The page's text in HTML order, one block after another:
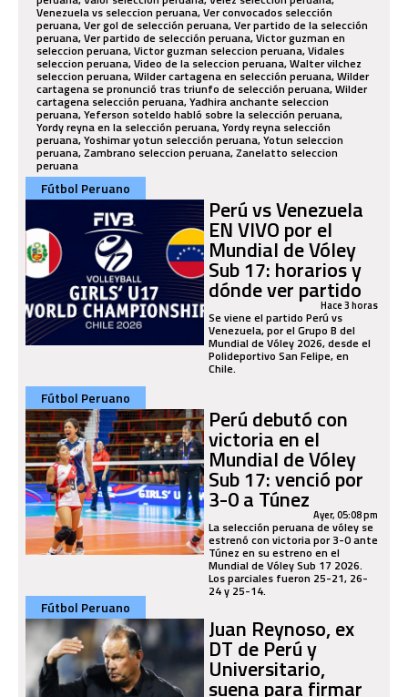
Fútbol Peruano
Perú vs Venezuela
EN VIVO por el
Mundial de Vóley
Sub 17: horarios y
dónde ver partido
Hace 3 horas
Se viene el partido Perú vs
Venezuela, por el Grupo B del
Mundial de Vóley 2026, desde el
Polideportivo San Felipe, en
Chile.
Fútbol Peruano
Perú debutó con
victoria en el
Mundial de Vóley
Sub 17: venció por
3-0 a Túnez Ayer, 05:08 pm
La selección peruana de vóley se
estrenó con victoria por 3-0 ante
Túnez en su estreno en el
Mundial de Vóley Sub 17 2026.
Los parciales fueron 25-21, 26-
24 y 25-14.
Fútbol Peruano
Juan Reynoso, ex
DT de Perú y
Universitario,
suena para firmar